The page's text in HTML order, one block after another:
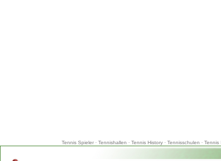
Tennis Spieler· Tennishallen · Tennis History· Tennisschulen · Tennis